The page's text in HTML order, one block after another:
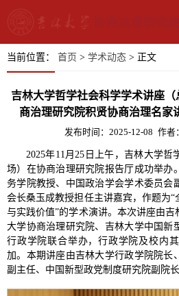
当前位置： 首页 > 学术动态 > 正文
吉林大学哲学社会科学学术讲座
商治理研究院积贤协商治理名家
发布时间：2025-12-08 作者：
2025年11 月 25 日上午，吉林大学哲
场） 在协商治理研究院报告厅成功举办
务学院教授、中国政治学会学术委员会
会长桑玉成教授担任主讲嘉宾，作题为
与实践价值”的学术演讲。本次讲座由
大学协商治理研究院、吉林大学中国新
行政学院联合举办，行政学院及校内
加。本期讲座由吉林大学行政学院院长
副主任、中国新型政党制度研究院副院长